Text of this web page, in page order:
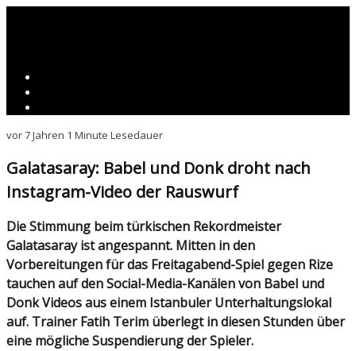
vor 7 Jahren 1 Minute Lesedauer
Galatasaray: Babel und Donk droht nach
Instagram-Video der Rauswurf
Die Stimmung beim türkischen Rekordmeister
Galatasaray ist angespannt. Mitten in den
Vorbereitungen für das Freitagabend-Spiel gegen Rize
tauchen auf den Social-Media-Kanälen von Babel und
Donk Videos aus einem Istanbuler Unterhaltungslokal
auf. Trainer Fatih Terim überlegt in diesen Stunden über
eine mögliche Suspendierung der Spieler.